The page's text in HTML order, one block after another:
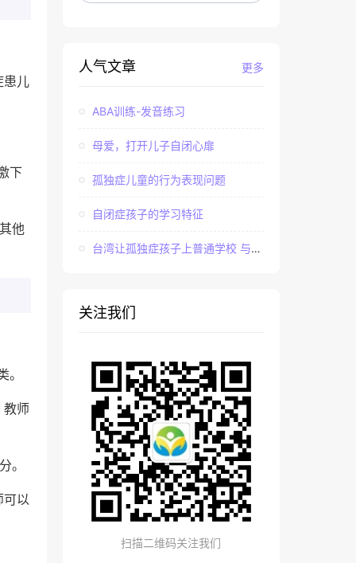
患儿
下
他
教师
。
可以
更多
人气文章
ABA训练-发音练习
母爱，打开儿子自闭心扉
孤独症儿童的行为表现问题
自闭症孩子的学习特征
台湾让孤独症孩子上普通学校 与社会“融合”
关注我们
扫描二维码关注我们